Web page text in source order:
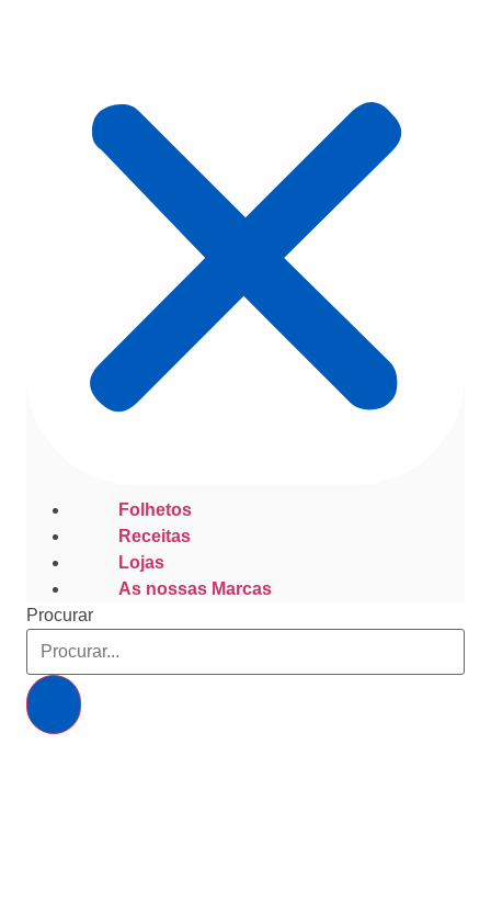
Folhetos
Receitas
Lojas
As nossas Marcas
Procurar